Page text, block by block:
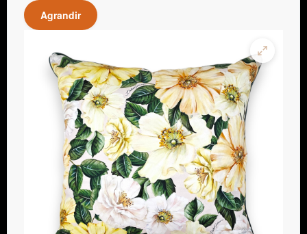
Agrandir